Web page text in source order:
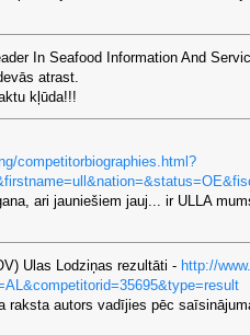
In Seafood Information And
atrast.
kļūda!!!
competitorbiographies.html?
ari jauniešiem jauj... ir ULLA
Ulas Lodziņas rezultāti - http://
raksta autors vadījies pēc